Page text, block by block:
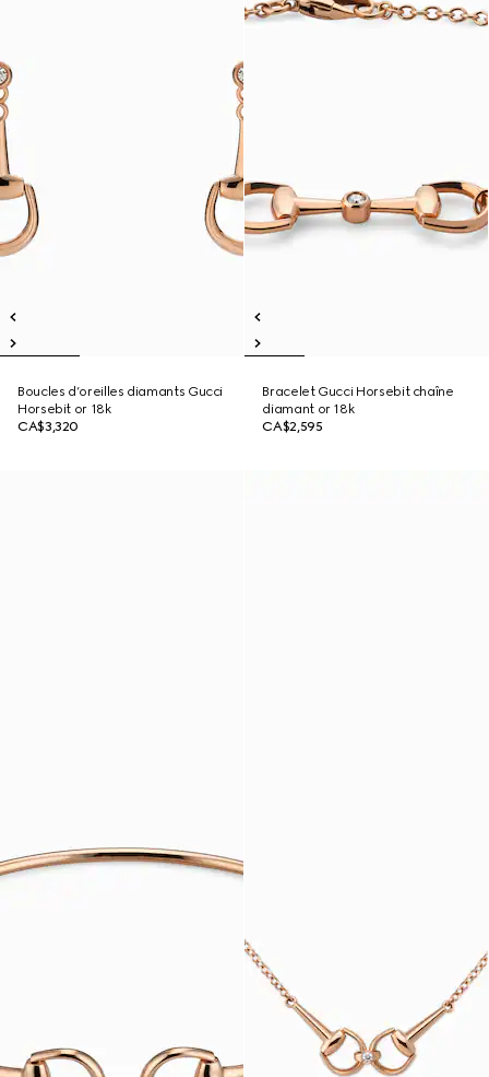
Boucles d’oreilles diamants Gucci
Horsebit or 18k
CA$3,320
Bracelet Gucci Horsebit chaîne
diamant or 18k
CA$2,595